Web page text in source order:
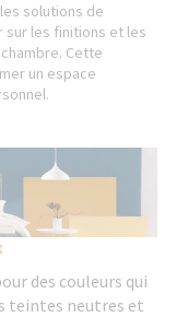
solutions de
les finitions et les
Cette
un espace
des couleurs qui
teintes neutres et